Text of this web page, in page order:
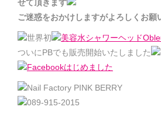
せて頂きます
ご迷惑をおかけしますがよろしくお願
世界初
美容水シャワーヘッド
ついにPBでも販売開始いたしました
Facebookはじめました
Nail Factory PINK BERRY
089-915-2015